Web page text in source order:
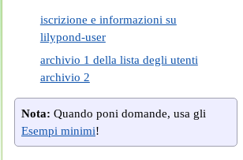
iscrizione e informazioni su
lilypond-user
archivio 1 della lista degli utenti
archivio 2
Nota: Quando poni domande, usa gli
Esempi minimi!